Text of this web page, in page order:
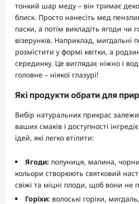
тонкий шар меду – він тримає
блиск. Просто нанесіть мед
паски, а потім викладіть ягоди чи
візерунків. Наприклад, мигдальні
розмістити у формі квітки, а
серединку. Це виглядає ніжно і
головне – ніякої глазурі!
Які продукти обрати для
Вибір натуральних прикрас
ваших смаків і доступності
ідей, які легко втілити:
Ягоди: полуниця, малина,
кольори створюють святковий
свіжі та міцні плоди, щоб вони не
Горіхи: волоські горіхи,